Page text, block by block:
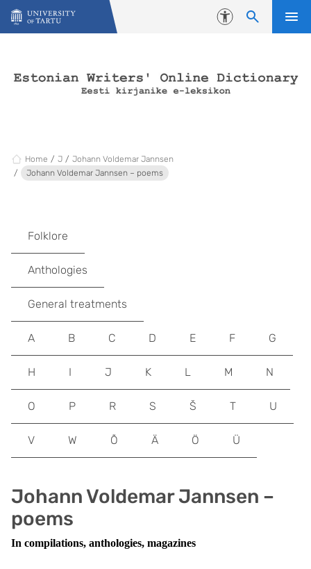
Skip to content
Accessibility
Home J
Johann Voldemar Jannsen
Johann Voldemar Jannsen – poems
Johann Voldemar Jannsen –
poems
In compilations, anthologies, magazines
Folklore
Anthologies
General treatments
A B C D E F G
H I J K L M N
O P R S Š T U
V W Õ Ä Ö Ü